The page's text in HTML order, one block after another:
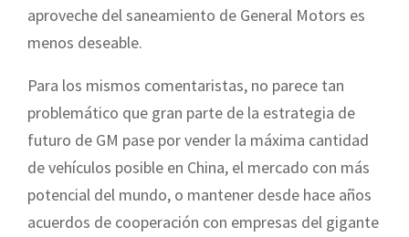
aproveche del saneamiento de General Motors es
menos deseable.
Para los mismos comentaristas, no parece tan
problemático que gran parte de la estrategia de
futuro de GM pase por vender la máxima cantidad
de vehículos posible en China, el mercado con más
potencial del mundo, o mantener desde hace años
acuerdos de cooperación con empresas del gigante